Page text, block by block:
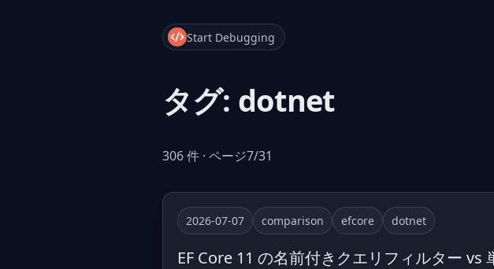
Start Debugging
タグ: dotnet
306 件 · ページ7/31
2026-07-07 comparison efcore dotnet
EF Core 11 の名前付きクエリフィルター